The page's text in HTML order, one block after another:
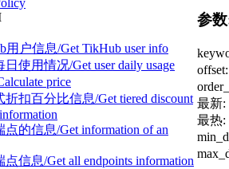
用户信息/Get TikHub user info
使用情况/Get user daily usage
price
扣百分比信息/Get tiered discount
的信息/Get information of an
信息/Get all endpoints information
参
最新:
最热: